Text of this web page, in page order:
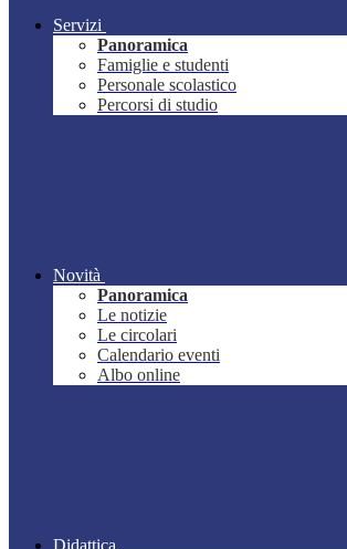
Servizi
Panoramica
Famiglie e studenti
Personale scolastico
Percorsi di studio
Novità
Panoramica
Le notizie
Le circolari
Calendario eventi
Albo online